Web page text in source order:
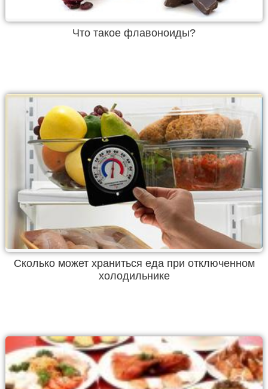
Что такое флавоноиды?
Сколько может храниться еда при отключенном
холодильнике